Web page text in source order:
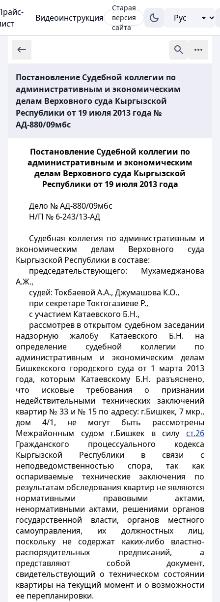
Видеоинструкция
Старая
версия
сайта
Постановление Судебной коллегии по
административным и экономическим
делам Верховного суда Кыргызской
Республики от 19 июля 2013 года №
АД-880/09мбс
Постановление Судебной коллегии по
административным и экономическим
делам Верховного суда Кыргызской
Республики от 19 июля 2013 года
Дело № АД-880/09мбс
Н/П № 6-243/13-АД
Судебная коллегия по административным и
экономическим делам Верховного суда
Кыргызской Республики в составе:
председательствующего: Мухамеджанова
А.Ж.,
судей: Токбаевой А.А., Джумашова К.О.,
при секретаре Токтогазиеве Р.,
с участием Катаевского Б.Н.,
рассмотрев в открытом судебном заседании
надзорную жалобу Катаевского Б.Н. на
определение судебной коллегии по
административным и экономическим делам
Бишкекского городского суда от 1 марта 2013
года, которым Катаевскому Б.Н. разъяснено,
что исковые требования о признании
недействительными технических заключений
квартир № 33 и № 15 по адресу: г.Бишкек, 7 мкр.,
дом 4/1, не могут быть рассмотрены
Межрайонным судом г.Бишкек в силу ст.26
Гражданского процессуального кодекса
Кыргызской Республики в связи с
неподведомственностью спора, так как
оспариваемые технические заключения по
результатам обследования квартир не являются
нормативными правовыми актами,
ненормативными актами, решениями органов
государственной власти, органов местного
самоуправления, их должностных лиц,
поскольку не содержат каких-либо властно-
распорядительных предписаний, а
представляют собой документ,
свидетельствующий о техническом состоянии
квартиры на текущий момент и о возможности
ее перепланировки.